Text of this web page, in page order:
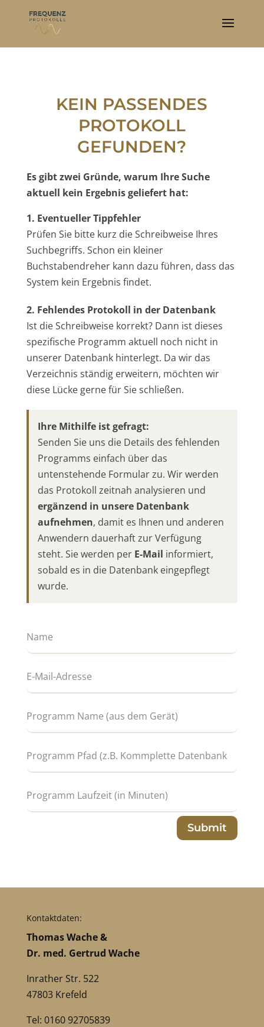
KEIN PASSENDES
PROTOKOLL
GEFUNDEN?
Es gibt zwei Gründe, warum Ihre Suche
aktuell kein Ergebnis geliefert hat:
1. Eventueller Tippfehler
Prüfen Sie bitte kurz die Schreibweise Ihres
Suchbegriffs. Schon ein kleiner
Buchstabendreher kann dazu führen, dass das
System kein Ergebnis findet.
2. Fehlendes Protokoll in der Datenbank
Ist die Schreibweise korrekt? Dann ist dieses
spezifische Programm aktuell noch nicht in
unserer Datenbank hinterlegt. Da wir das
Verzeichnis ständig erweitern, möchten wir
diese Lücke gerne für Sie schließen.
Ihre Mithilfe ist gefragt:
Senden Sie uns die Details des fehlenden
Programms einfach über das
untenstehende Formular zu. Wir werden
das Protokoll zeitnah analysieren und
ergänzend in unsere Datenbank
aufnehmen, damit es Ihnen und anderen
Anwendern dauerhaft zur Verfügung
steht. Sie werden per E-Mail informiert,
sobald es in die Datenbank eingepflegt
wurde.
Submit
Kontaktdaten:
Thomas Wache &
Dr. med. Gertrud Wache
Inrather Str. 522
47803 Krefeld
Tel: 0160 92705839